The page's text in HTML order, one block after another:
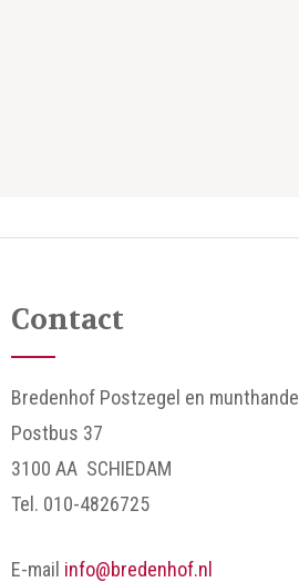
Contact
Bredenhof Postzegel en munthandel
Postbus 37
3100 AA SCHIEDAM
Tel. 010-4826725
E-mail info@bredenhof.nl